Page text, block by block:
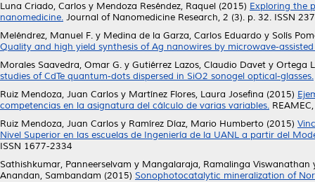
Luna Criado, Carlos y Mendoza Reséndez, Raquel (2015) Exploring the
nanomedicine. Journal of Nanomedicine Research, 2 (3). p. 32. ISSN
Meléndrez, Manuel F. y Medina de la Garza, Carlos Eduardo y Solís
Quality and high yield synthesis of Ag nanowires by microwave-
Morales Saavedra, Omar G. y Gutiérrez Lazos, Claudio Davet y Ortega
studies of CdTe quantum-dots dispersed in SiO2 sonogel optical-glasses.
Ruiz Mendoza, Juan Carlos y Martínez Flores, Laura Josefina (2015)
competencias en la asignatura del cálculo de varias variables.
Ruiz Mendoza, Juan Carlos y Ramírez Díaz, Mario Humberto (2015)
Nivel Superior en las escuelas de Ingeniería de la UANL a partir del
ISSN 1677-2334
Sathishkumar, Panneerselvam y Mangalaraja, Ramalinga Viswanathan
Anandan, Sambandam (2015) Sonophotocatalytic mineralization of